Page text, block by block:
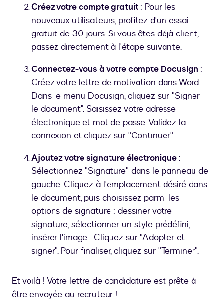
Créez votre compte gratuit : Pour les
nouveaux utilisateurs, profitez d'un essai
gratuit de 30 jours. Si vous êtes déjà client,
passez directement à l'étape suivante.
Connectez-vous à votre compte Docusign :
Créez votre lettre de motivation dans Word.
Dans le menu Docusign, cliquez sur "Signer
le document". Saisissez votre adresse
électronique et mot de passe. Validez la
connexion et cliquez sur "Continuer".
Ajoutez votre signature électronique :
Sélectionnez "Signature" dans le panneau de
gauche. Cliquez à l'emplacement désiré dans
le document, puis choisissez parmi les
options de signature : dessiner votre
signature, sélectionner un style prédéfini,
insérer l'image... Cliquez sur "Adopter et
signer". Pour finaliser, cliquez sur "Terminer".
Et voilà ! Votre lettre de candidature est prête à
être envoyée au recruteur !